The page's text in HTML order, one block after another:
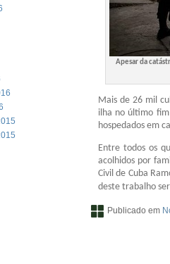
Apesar da
Mais de 26 mil
ilha no último
hospedados em
Entre todos os
acolhidos por
Civil de Cuba
deste trabalho
Publicado em